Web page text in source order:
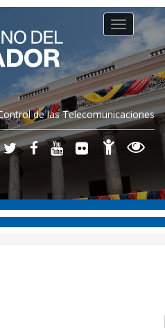
de las Telecomunicaciones
Toggle
navigation